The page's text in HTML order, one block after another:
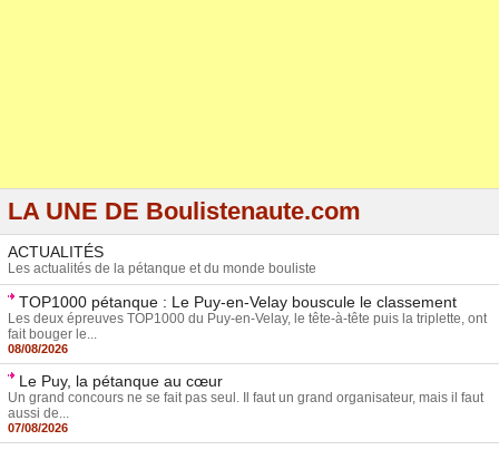
LA UNE DE Boulistenaute.com
ACTUALITÉS
Les actualités de la pétanque et du monde bouliste
TOP1000 pétanque : Le Puy-en-Velay bouscule le classement
Les deux épreuves TOP1000 du Puy-en-Velay, le tête-à-tête puis la triplette, ont
fait bouger le...
08/08/2026
Le Puy, la pétanque au cœur
Un grand concours ne se fait pas seul. Il faut un grand organisateur, mais il faut
aussi de...
07/08/2026